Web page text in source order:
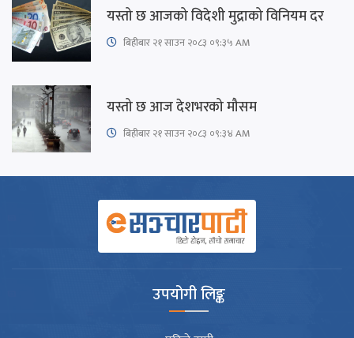
यस्तो छ आजको विदेशी मुद्राको विनियम दर
बिहीबार २१ साउन २०८३ ०९:३५ AM
यस्तो छ आज देशभरको मौसम
बिहीबार २१ साउन २०८३ ०९:३४ AM
उपयोगी लिङ्क